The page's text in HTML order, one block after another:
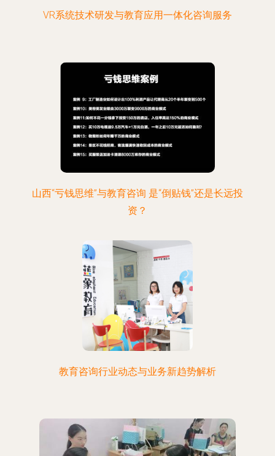
VR系统技术研发与教育应用一体化咨询服务
山西“亏钱思维”与教育咨询 是“倒贴钱”还是长远投
资？
教育咨询行业动态与业务新趋势解析